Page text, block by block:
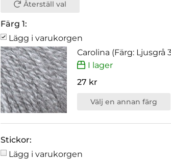
Återställ val
Färg 1:
Lägg i varukorgen
Carolina (Färg: Ljusgrå
I lager
27 kr
Välj en annan färg
Stickor:
Lägg i varukorgen